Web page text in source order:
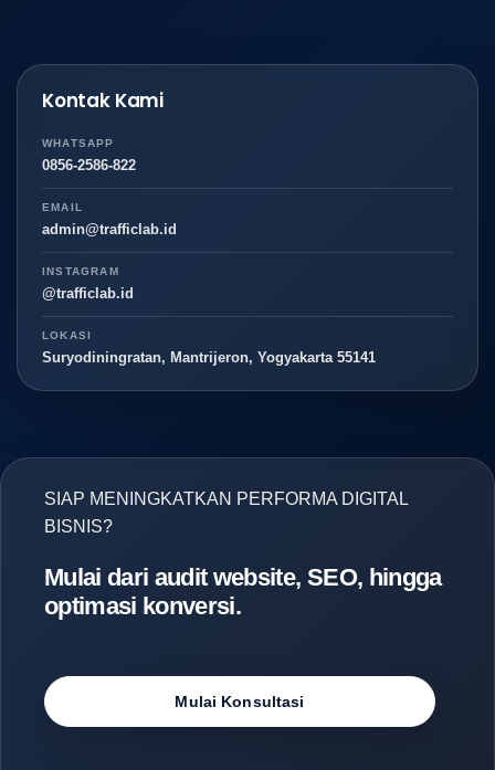
Kontak Kami
WHATSAPP
0856-2586-822
EMAIL
admin@trafficlab.id
INSTAGRAM
@trafficlab.id
LOKASI
Suryodiningratan, Mantrijeron, Yogyakarta 55141
SIAP MENINGKATKAN PERFORMA DIGITAL
BISNIS?
Mulai dari audit website, SEO, hingga
optimasi konversi.
Mulai Konsultasi